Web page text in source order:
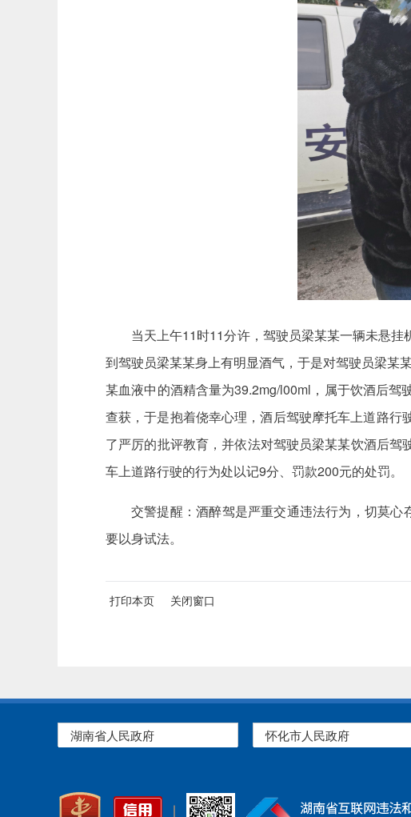
当天上午11时11分许，驾驶员梁某某一辆未悬
到驾驶员梁某某身上有明显酒气，于是对驾驶员梁某
某血液中的酒精含量为39.2mg/l00ml，属于饮酒后
查获，于是抱着侥幸心理，酒后驾驶摩托车上道路
了严厉的批评教育，并依法对驾驶员梁某某饮酒后
车上道路行驶的行为处以记9分、罚款200元的处罚。
交警提醒：酒醉驾是严重交通违法行为，切莫心
要以身试法。
打印本页 关闭窗口
湖南省人民政府 怀化市人民政府